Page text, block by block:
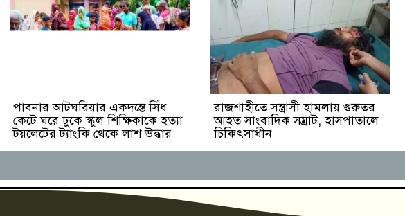
পাবনার আটঘরিয়ার একদন্তে সিঁধ
কেটে ঘরে ঢুকে স্কুল শিক্ষিকাকে হত্যা
টয়লেটের ট্যাংকি থেকে লাশ উদ্ধার
রাজশাহীতে সন্ত্রাসী হামলায় গুরুতর
আহত সাংবাদিক সম্রাট, হাসপাতালে
চিকিৎসাধীন